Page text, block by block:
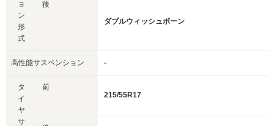
ョ
ン
形
式
後
ダブルウィッシュボーン
高性能サスペンション -
タ
イ
ヤ
サ
前
215/55R17